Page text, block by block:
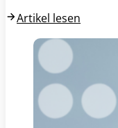
Artikel lesen